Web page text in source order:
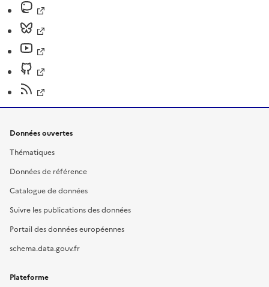
Données ouvertes
Thématiques
Données de référence
Catalogue de données
Suivre les publications des données
Portail des données européennes
schema.data.gouv.fr
Plateforme